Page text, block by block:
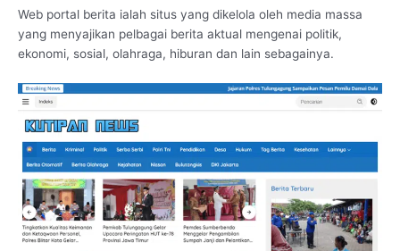
Web portal berita ialah situs yang dikelola oleh media massa
yang menyajikan pelbagai berita aktual mengenai politik,
ekonomi, sosial, olahraga, hiburan dan lain sebagainya.